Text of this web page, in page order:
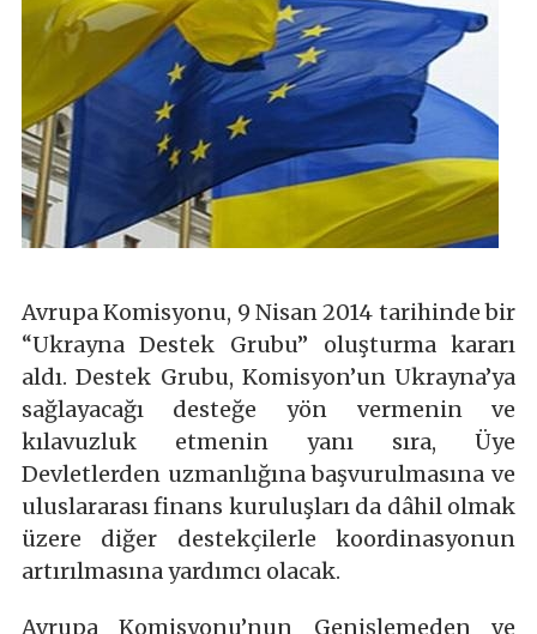
Avrupa Komisyonu, 9 Nisan 2014 tarihinde bir
“Ukrayna Destek Grubu” oluşturma kararı
aldı. Destek Grubu, Komisyon’un Ukrayna’ya
sağlayacağı desteğe yön vermenin ve
kılavuzluk etmenin yanı sıra, Üye
Devletlerden uzmanlığına başvurulmasına ve
uluslararası finans kuruluşları da dâhil olmak
üzere diğer destekçilerle koordinasyonun
artırılmasına yardımcı olacak.
Avrupa Komisyonu’nun Genişlemeden ve